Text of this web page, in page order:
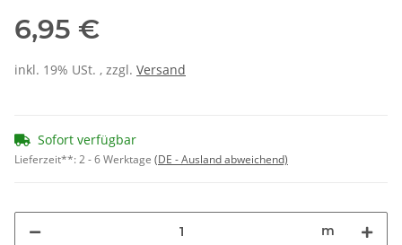
6,95 €
inkl. 19% USt. , zzgl. Versand
Sofort verfügbar
Lieferzeit**:2 - 6 Werktage (DE - Ausland abweichend)
m